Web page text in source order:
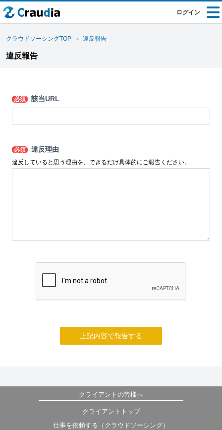
ログイン
クラウドソーシングTOP 違反報告
違反報告
必須 該当URL
必須 違反理由
違反していると思う理由を、できるだけ具体的にご報告ください。
上記内容で報告する
クライアントの皆様へ
クライアントトップ
仕事を依頼する（クラウドソーシング）